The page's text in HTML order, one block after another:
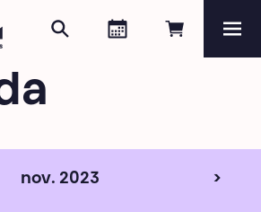
Réserver
Agenda
Rechercher
nov. 2023 >